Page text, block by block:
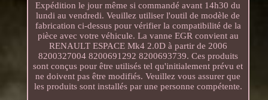
Expédition le jour même si commandé avant 14h30 du
lundi au vendredi. Veuillez utiliser l'outil de modèle de
fabrication ci-dessus pour vérifier la compatibilité de la
pièce avec votre véhicule. La vanne EGR convient au
RENAULT ESPACE Mk4 2.0D à partir de 2006
8200327004 8200691292 8200693739. Ces produits
sont conçus pour être utilisés tel qu'initialement prévu et
ne doivent pas être modifiés. Veuillez vous assurer que
les produits sont installés par une personne compétente.